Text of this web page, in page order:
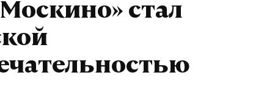
стал